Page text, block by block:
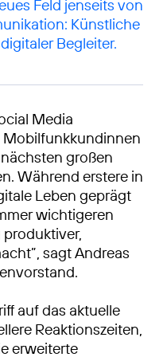
Feld jenseits von
Künstliche
Begleiter.
Media
Mobilfunkkundinnen
großen
Während erstere in
Leben geprägt
wichtigeren
sagt Andreas
auf das aktuelle
Reaktionszeiten,
erweiterte